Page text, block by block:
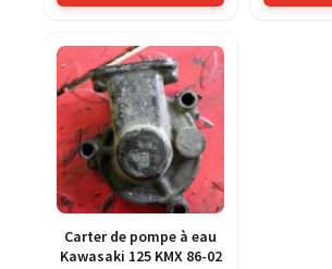
Carter de pompe à eau
Kawasaki 125 KMX 86-02